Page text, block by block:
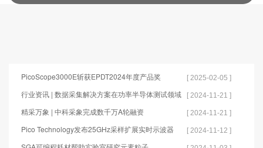
PicoScope3000E斩获EPDT2024年度产品奖 [ 2025-02-05 ]
行业资讯 | 数据采集解决方案在功率半导体测试领域
的应用
[ 2024-11-21 ]
精采万象 | 中科采象完成数千万A轮融资 [ 2024-11-21 ]
Pico Technology发布25GHz采样扩展实时示波器 [ 2024-11-12 ]